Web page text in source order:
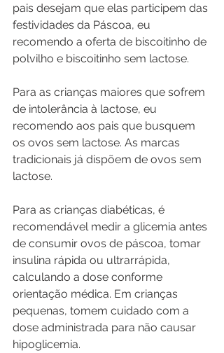
pais desejam que elas participem das
festividades da Páscoa, eu
recomendo a oferta de biscoitinho de
polvilho e biscoitinho sem lactose.
Para as crianças maiores que sofrem
de intolerância à lactose, eu
recomendo aos pais que busquem
os ovos sem lactose. As marcas
tradicionais já dispõem de ovos sem
lactose.
Para as crianças diabéticas, é
recomendável medir a glicemia antes
de consumir ovos de páscoa, tomar
insulina rápida ou ultrarrápida,
calculando a dose conforme
orientação médica. Em crianças
pequenas, tomem cuidado com a
dose administrada para não causar
hipoglicemia.